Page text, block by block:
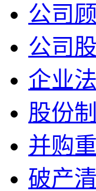
公司
公司
企业
股份
并购
破产